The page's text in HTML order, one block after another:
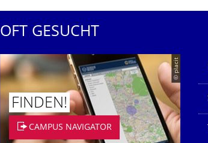
OFT GESUCHT
© placit
FINDEN!
CAMPUS NAVIGATOR